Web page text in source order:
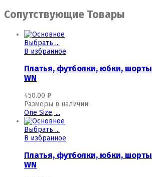
Сопутствующие Товары
Выбрать ...
В избранное
Платья, футболки, юбки, шорты
WN
450.00 ₽
Размеры в наличии:
One Size, ...
Выбрать ...
В избранное
Платья, футболки, юбки, шорты
WN